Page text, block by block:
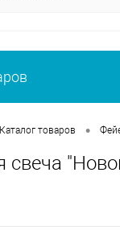
Каталог товаров •
свеча